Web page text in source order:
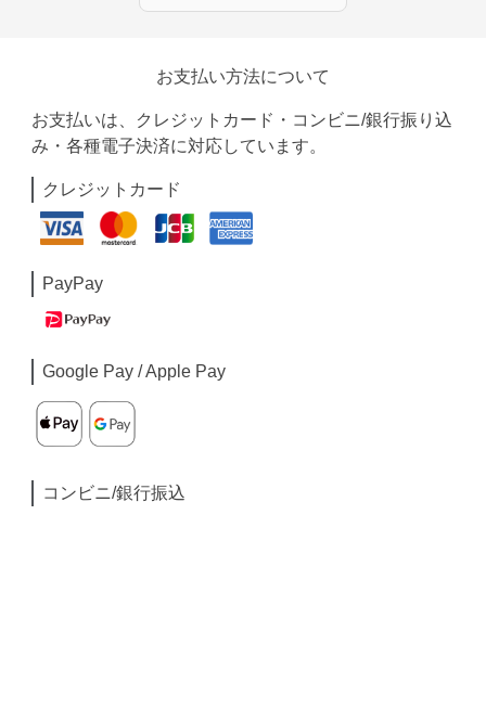
お支払い方法について
お支払いは、クレジットカード・コンビニ/銀行振り込
み・各種電子決済に対応しています。
クレジットカード
PayPay
Google Pay / Apple Pay
コンビニ/銀行振込